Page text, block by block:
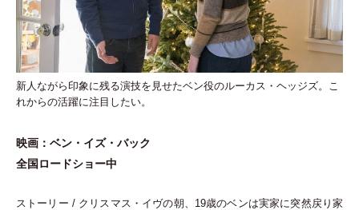
新人ながら印象に残る演技を見せたベン役のルーカス・ヘッジズ。こ
れからの活躍に注目したい。
映画：ベン ・ イズ・ バック
全国ロードショー中
ストーリー / クリスマス ・ イヴの朝、19歳のベンは実家に突然戻り家